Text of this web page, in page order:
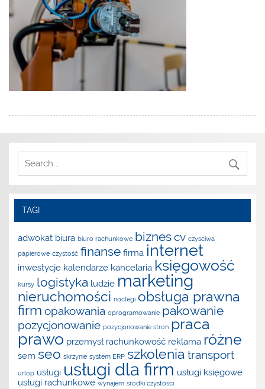
TAGI
adwokat biura biuro rachunkowe biznescv czysciwa
papierowe czystość finanse firma internet
inwestycje kalendarze kancelaria księgowość
kursy logistyka ludzie marketing
nieruchomości noclegi obsługa prawna
firm opakowania oprogramowanie pakowanie
pozycjonowanie pozycjonowanie stron praca
prawo przemysł rachunkowość reklama różne
sem seo skrzynie system ERP szkolenia transport
urlop usługi usługi dla firm usługi księgowe
usługi rachunkowe wynajem środki czystości